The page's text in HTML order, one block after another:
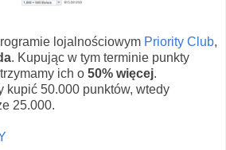
lojalnościowym Priority Club,
. Kupując w tym terminie punkty
ich o 50% więcej.
kupić 50.000 punktów, wtedy
25.000.